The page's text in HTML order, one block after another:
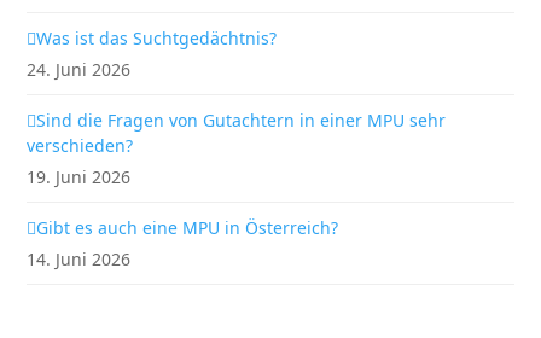
Was ist das Suchtgedächtnis?
24. Juni 2026
Sind die Fragen von Gutachtern in einer MPU sehr
verschieden?
19. Juni 2026
Gibt es auch eine MPU in Österreich?
14. Juni 2026